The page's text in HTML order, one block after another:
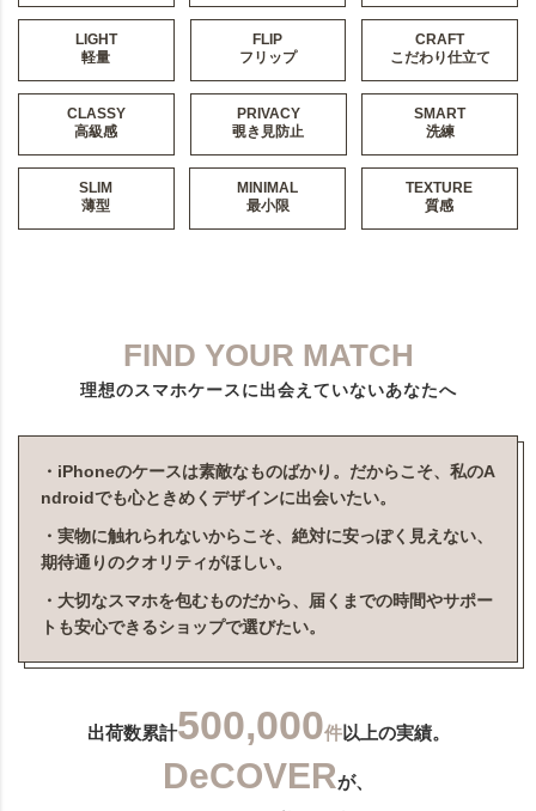
LIGHT
軽量
FLIP
フリップ
CRAFT
こだわり仕立て
CLASSY
高級感
PRIVACY
覗き見防止
SMART
洗練
SLIM
薄型
MINIMAL
最小限
TEXTURE
質感
FIND YOUR MATCH
理想のスマホケースに出会えていないあなたへ
・iPhoneのケースは素敵なものばかり。だからこそ、私のA
ndroidでも心ときめくデザインに出会いたい。
・実物に触れられないからこそ、絶対に安っぽく見えない、
期待通りのクオリティがほしい。
・大切なスマホを包むものだから、届くまでの時間やサポー
トも安心できるショップで選びたい。
出荷数累計500,000件以上の実績。
DeCOVERが、